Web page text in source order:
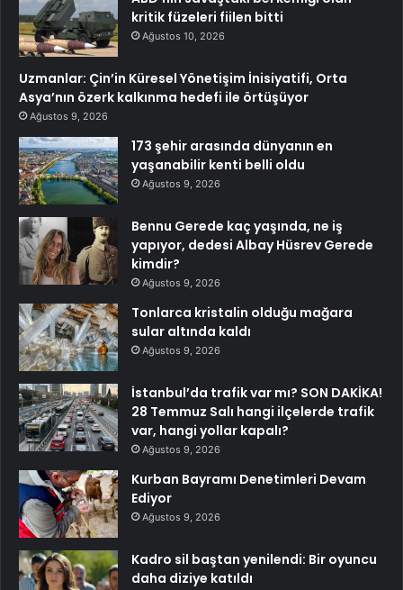
kritik füzeleri fiilen bitti
Ağustos 10, 2026
Uzmanlar: Çin’in Küresel Yönetişim İnisiyatifi, Orta
Asya’nın özerk kalkınma hedefi ile örtüşüyor
Ağustos 9, 2026
173 şehir arasında dünyanın en
yaşanabilir kenti belli oldu
Ağustos 9, 2026
Bennu Gerede kaç yaşında, ne iş
yapıyor, dedesi Albay Hüsrev Gerede
kimdir?
Ağustos 9, 2026
Tonlarca kristalin olduğu mağara
sular altında kaldı
Ağustos 9, 2026
İstanbul’da trafik var mı? SON DAKİKA!
28 Temmuz Salı hangi ilçelerde trafik
var, hangi yollar kapalı?
Ağustos 9, 2026
Kurban Bayramı Denetimleri Devam
Ediyor
Ağustos 9, 2026
Kadro sil baştan yenilendi: Bir oyuncu
daha diziye katıldı